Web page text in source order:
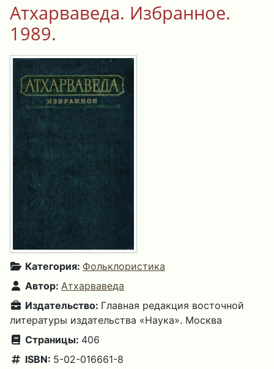
Атхарваведа. Избранное.
1989.
Категория: Фольклористика
Автор: Атхарваведа
Издательство: Главная редакция восточной
литературы издательства «Наука». Москва
Страницы: 406
ISBN: 5-02-016661-8